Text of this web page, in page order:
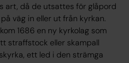
art, då de utsattes för glåpord
väg in eller ut från kyrkan.
1686 en ny kyrkolag som
straffstock eller skampall
ett led i den strämga